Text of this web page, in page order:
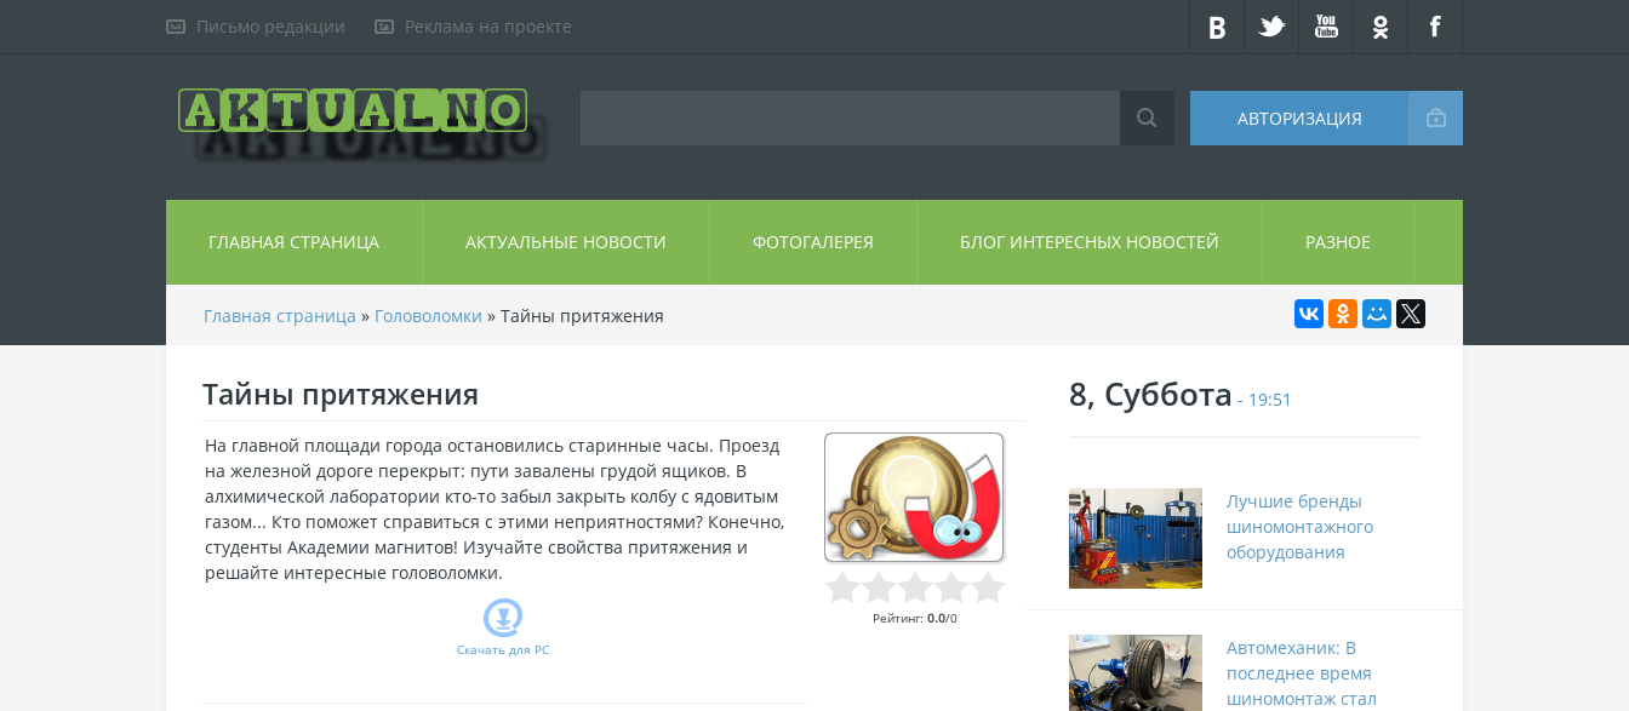
Письмо редакции Реклама на проекте
АВТОРИЗАЦИЯ
ГЛАВНАЯ СТРАНИЦА АКТУАЛЬНЫЕ НОВОСТИ ФОТОГАЛЕРЕЯ БЛОГ ИНТЕРЕСНЫХ НОВОСТЕЙ РАЗНОЕ
Главная страница » Головоломки » Тайны притяжения
Тайны притяжения
На главной площади города остановились старинные часы. Проезд
на железной дороге перекрыт: пути завалены грудой ящиков. В
алхимической лаборатории кто-то забыл закрыть колбу с ядовитым
газом... Кто поможет справиться с этими неприятностями? Конечно,
студенты Академии магнитов! Изучайте свойства притяжения и
решайте интересные головоломки.
Скачать для PC
Рейтинг: 0.0/0
8, Суббота - 19:51
Лучшие бренды
шиномонтажного
оборудования
Автомеханик: В
последнее время
шиномонтаж стал